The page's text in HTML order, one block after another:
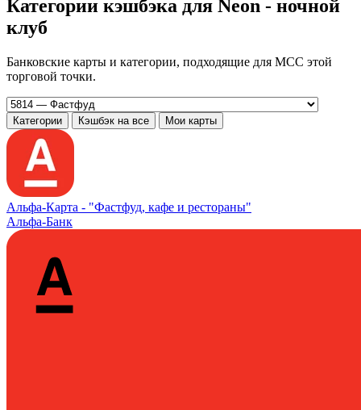
Категории кэшбэка для Neon - ночной
клуб
Банковские карты и категории, подходящие для MCC этой
торговой точки.
Категории Кэшбэк на все Мои карты
Альфа‑Карта - "Фастфуд, кафе и рестораны"
Альфа-Банк